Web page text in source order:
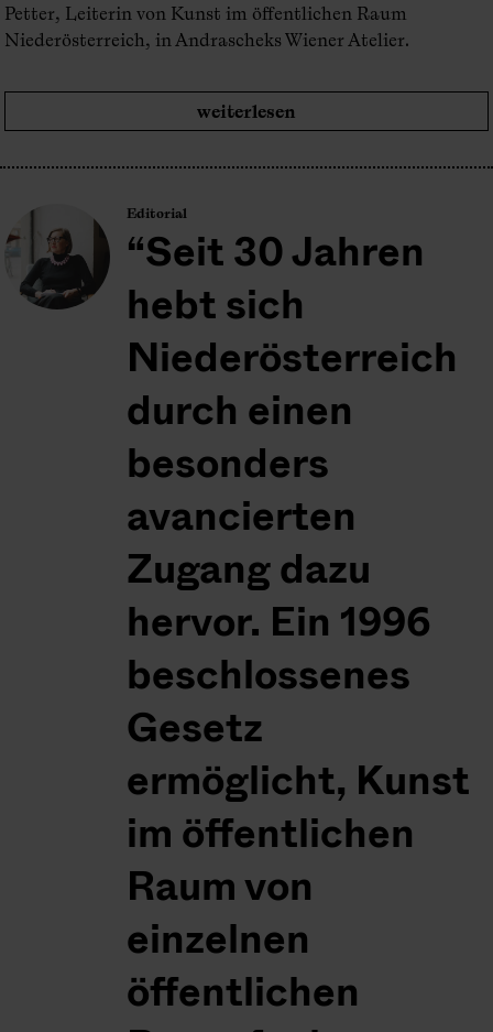
Petter, Leiterin von Kunst im öffentlichen Raum
Niederösterreich, in Andrascheks Wiener Atelier.
weiterlesen
Editorial
Seit 30 Jahren
hebt sich
Niederösterreich
durch einen
besonders
avancierten
Zugang dazu
hervor. Ein 1996
beschlossenes
Gesetz
ermöglicht, Kunst
im öffentlichen
Raum von
einzelnen
öffentlichen